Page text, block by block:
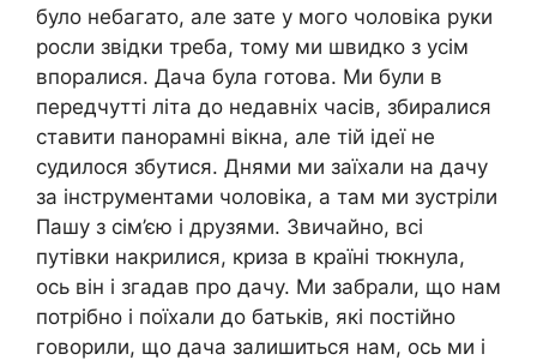
було небагато, але зате у мого чоловіка руки
росли звідки треба, тому ми швидко з усім
впоралися. Дача була готова. Ми були в
передчутті літа до недавніх часів, збиралися
ставити панорамні вікна, але тій ідеї не
судилося збутися. Днями ми заїхали на дачу
за інструментами чоловіка, а там ми зустріли
Пашу з сім’єю і друзями. Звичайно, всі
путівки накрилися, криза в країні тюкнула,
ось він і згадав про дачу. Ми забрали, що нам
потрібно і поїхали до батьків, які постійно
говорили, що дача залишиться нам, ось ми і